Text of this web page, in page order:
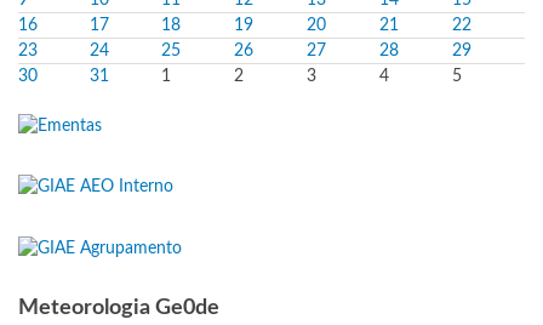
16
17 18 19 20 21
22
23
24 25 26 27 28
29
30
31 1 2 3 4 5
Meteorologia Ge0de